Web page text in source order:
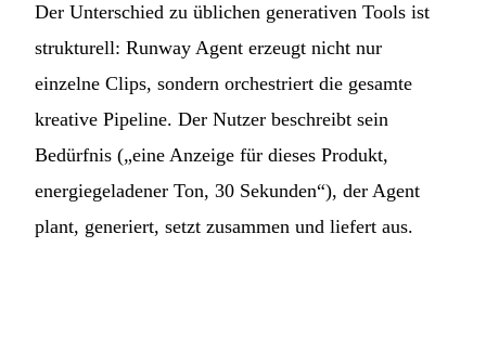
Der Unterschied zu üblichen generativen Tools ist
strukturell: Runway Agent erzeugt nicht nur
einzelne Clips, sondern orchestriert die gesamte
kreative Pipeline. Der Nutzer beschreibt sein
Bedürfnis („eine Anzeige für dieses Produkt,
energiegeladener Ton, 30 Sekunden“), der Agent
plant, generiert, setzt zusammen und liefert aus.